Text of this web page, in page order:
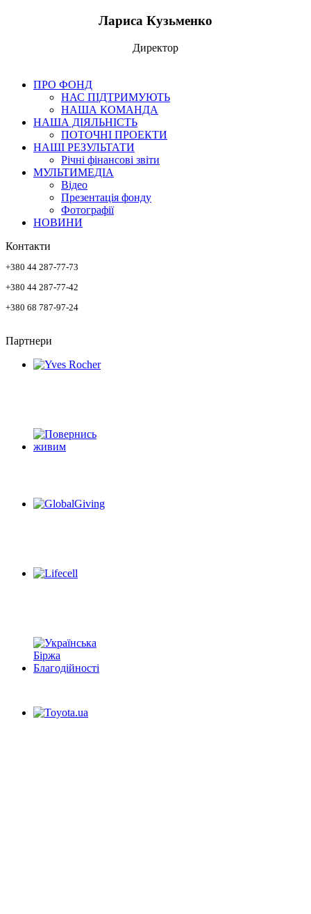
Лариса Кузьменко
Директор
ПРО ФОНД
НАС ПІДТРИМУЮТЬ
НАША КОМАНДА
НАША ДІЯЛЬНІСТЬ
ПОТОЧНІ ПРОЕКТИ
НАШІ РЕЗУЛЬТАТИ
Річні фінансові звіти
МУЛЬТИМЕДІА
Відео
Презентація фонду
Фотографії
НОВИНИ
Контакти
+380 44 287-77-73
+380 44 287-77-42
+380 68 787-97-24
Партнери